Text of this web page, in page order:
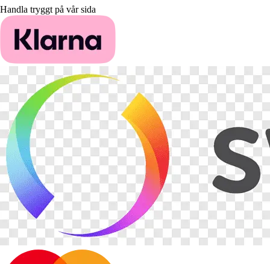
Handla tryggt på vår sida